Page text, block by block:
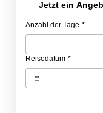
Jetzt ein
Anzahl der Tage *
Reisedatum *